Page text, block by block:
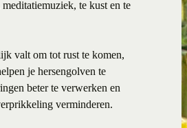
te kust en te
valt om tot rust te komen,
je hersengolven te
beter te verwerken en
verminderen.